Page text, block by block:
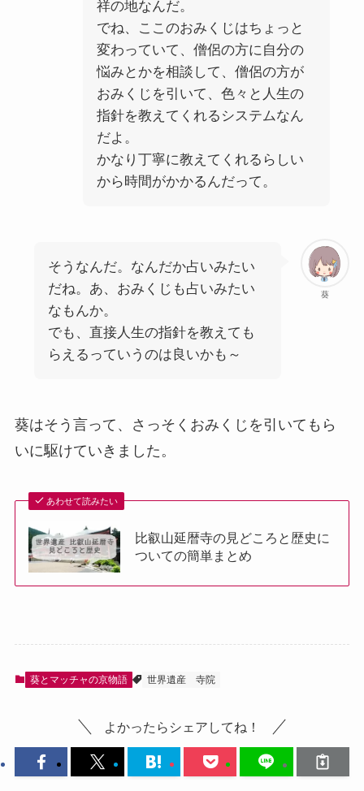
祥の地なんだ。
でね、ここのおみくじはちょっと
変わっていて、僧侶の方に自分の
悩みとかを相談して、僧侶の方が
おみくじを引いて、色々と人生の
指針を教えてくれるシステムなん
だよ。
かなり丁寧に教えてくれるらしい
から時間がかかるんだって。
葵
そうなんだ。なんだか占いみたい
だね。あ、おみくじも占いみたい
なもんか。
でも、直接人生の指針を教えても
らえるっていうのは良いかも～
葵はそう言って、さっそくおみくじを引いてもら
いに駆けていきました。
あわせて読みたい
比叡山延暦寺の見どころと歴史に
ついての簡単まとめ
葵とマッチャの京物語 世界遺産 寺院
よかったらシェアしてね！